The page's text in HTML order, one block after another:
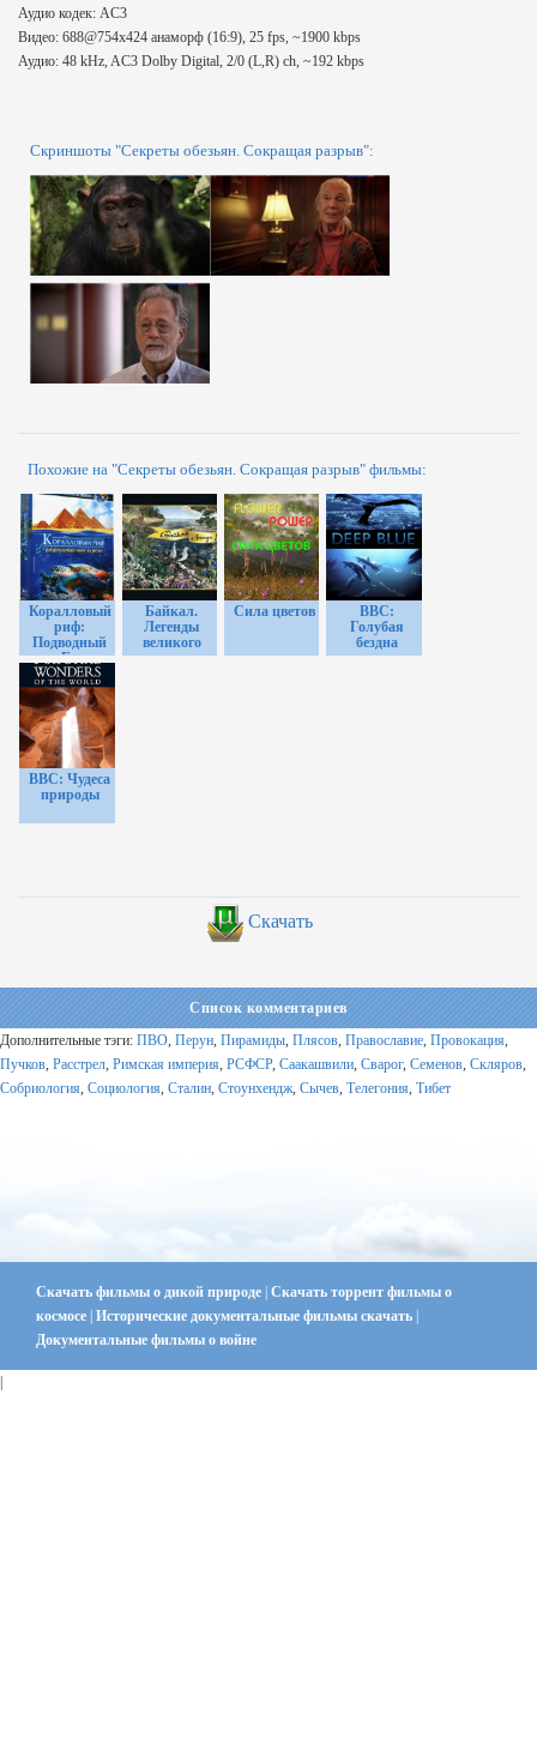
Аудио кодек: AC3
Видео: 688@754x424 анаморф (16:9), 25 fps, ~1900 kbps
Аудио: 48 kHz, AC3 Dolby Digital, 2/0 (L,R) ch, ~192 kbps
Скриншоты "Секреты обезьян. Сокращая разрыв":
Похожие на "Секреты обезьян. Сокращая разрыв" фильмы:
Коралловый
риф:
Подводный
мир Египта
Байкал.
Легенды
великого
озера
Сила цветов
ВВС:
Голубая
бездна
BBC: Чудеса
природы
Скачать
Список комментариев
Дополнительные тэги: ПВО Перун Пирамиды Плясов Православие Провокация
Пучков Расстрел Римская империя РСФСР, Саакашвили Сварог, Семенов Скляров
Собриология Социология Сталин Стоунхендж Сычев Телегония Тибет
Скачать фильмы о дикой природе | Скачать торрент фильмы о
космосе | Исторические документальные фильмы скачать |
Документальные фильмы о войне
|